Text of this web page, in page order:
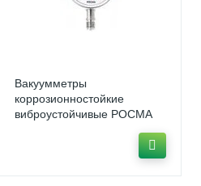
Вакуумметры
коррозионностойкие
виброустойчивые РОСМА